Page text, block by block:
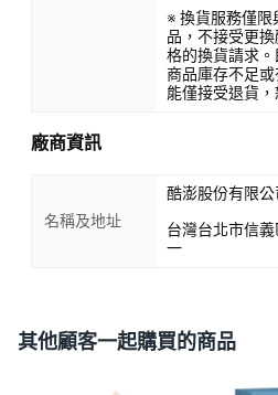
※ 換貨服務僅限
品，不接受更
格的換貨請求
商品庫存不足
能僅接受退貨，
廠商資訊
名稱及地址
酷澎股份有限公
台灣台北市信
一
其他顧客一起購買的商品